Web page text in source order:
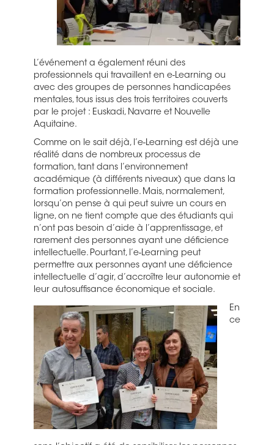
L’événement a également réuni des
professionnels qui travaillent en e-Learning ou
avec des groupes de personnes handicapées
mentales, tous issus des trois territoires couverts
par le projet : Euskadi, Navarre et Nouvelle
Aquitaine.
Comme on le sait déjà, l’e-Learning est déjà une
réalité dans de nombreux processus de
formation, tant dans l’environnement
académique (à différents niveaux) que dans la
formation professionnelle. Mais, normalement,
lorsqu’on pense à qui peut suivre un cours en
ligne, on ne tient compte que des étudiants qui
n’ont pas besoin d’aide à l’apprentissage, et
rarement des personnes ayant une déficience
intellectuelle. Pourtant, l’e-Learning peut
permettre aux personnes ayant une déficience
intellectuelle d’agir, d’accroître leur autonomie et
leur autosuffisance économique et sociale.
En
ce